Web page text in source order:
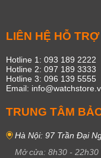
LIÊN HỆ HỖ TRỢ
Hotline 1: 093 189 2222
Hotline 2: 097 189 3333
Hotline 3: 096 139 5555
Email:
TRUNG TÂM
Hà Nội: 97 Trần Đại
Mở cửa: 8h30 - 22h30